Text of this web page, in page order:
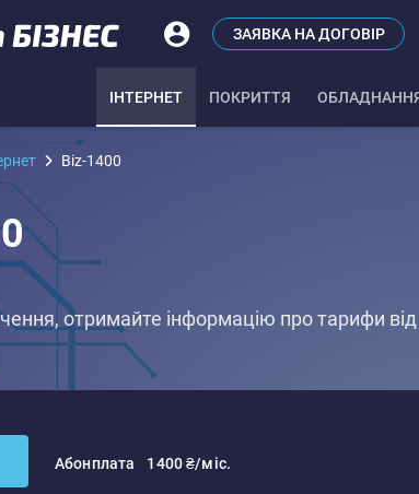
ЗАЯВКА НА ДОГОВІР
IНТЕРНЕТ ПОКРИТТЯ
Biz-1400
отримайте інформацію про тарифи від
Абонплата 1400 ₴/міс.